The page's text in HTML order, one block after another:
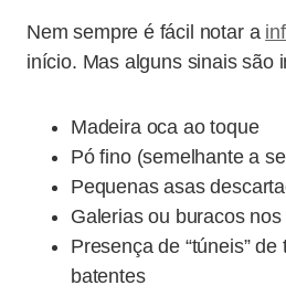
Nem sempre é fácil notar a
início. Mas alguns sinais são
Madeira oca ao toque
Pó fino (semelhante a
Pequenas asas
Galerias ou buracos
Presença de “túneis”
batentes